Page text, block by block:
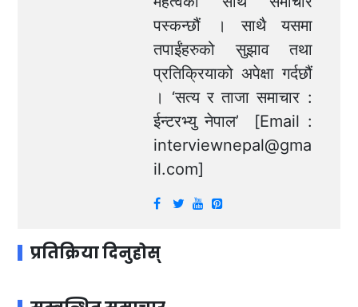
पस्कन्छौं । साथै यसमा
तपाईंहरुको सुझाव तथा
प्रतिक्रियाको अपेक्षा गर्दछौं
। ‘सत्य र ताजा समाचार :
ईन्टरभ्यु नेपाल’ [Email :
interviewnepal@gma
il.com]
प्रतिक्रिया दिनुहोस्